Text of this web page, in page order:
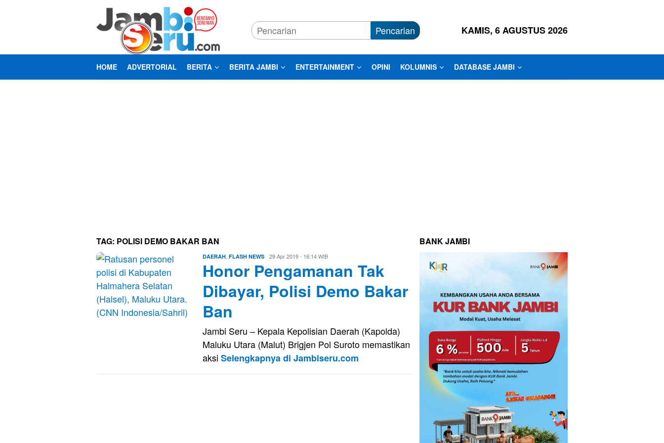
Pencarian KAMIS, 6 AGUSTUS 2026
HOME ADVERTORIAL BERITA BERITA JAMBI ENTERTAINMENT OPINI KOLUMNIS DATABASE JAMBI
TAG: POLISI DEMO BAKAR BAN
DAERAH FLASH NEWS Eri29 Apr 2019 - 16:14 WIB
Honor Pengamanan Tak
Dibayar, Polisi Demo Bakar
Ban
Jambi Seru – Kepala Kepolisian Daerah (Kapolda)
Maluku Utara (Malut) Brigjen Pol Suroto memastikan
aksi Selengkapnya di Jambiseru.com
BANK JAMBI